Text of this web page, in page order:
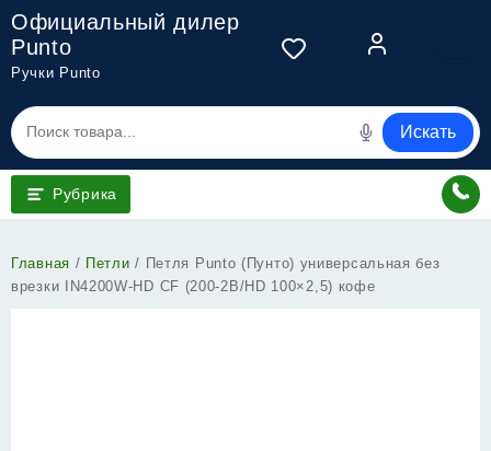
Перейти
содержимому
Официальный дилер
Punto
Ручки Punto
Искать
Рубрика
Главная / Петли / Петля Punto (Пунто) универсальная без
врезки IN4200W-HD CF (200-2B/HD 100×2,5) кофе